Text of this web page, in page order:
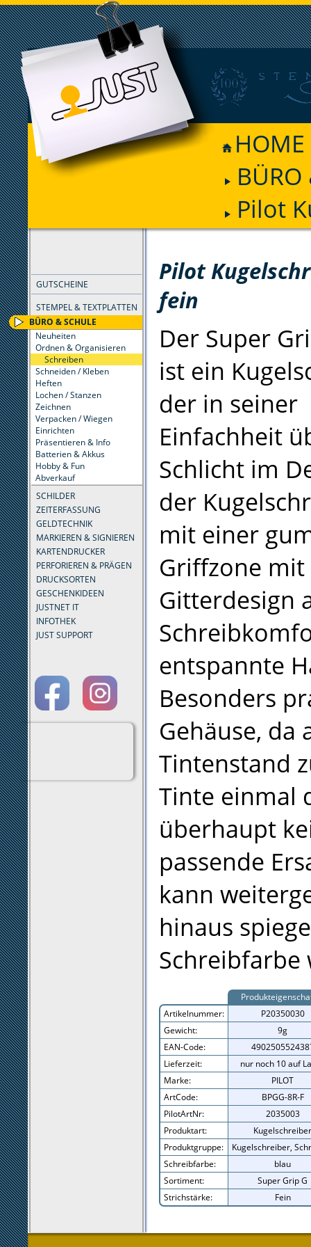
HOME
BÜRO
Pilot
GUTSCHEINE
STEMPEL & TEXTPLATTEN
BÜRO & SCHULE
Neuheiten
Ordnen & Organisieren
Schreiben
Schneiden / Kleben
Heften
Lochen / Stanzen
Zeichnen
Verpacken / Wiegen
Einrichten
Präsentieren & Info
Batterien & Akkus
Hobby & Fun
Abverkauf
SCHILDER
ZEITERFASSUNG
GELDTECHNIK
MARKIEREN & SIGNIEREN
KARTENDRUCKER
PERFORIEREN & PRÄGEN
DRUCKSORTEN
GESCHENKIDEEN
JUSTNET IT
INFOTHEK
JUST SUPPORT
Pilot
fein
Der Super
ist ein
der in seiner
Einfachheit
Schlicht im
der
mit einer
Griffzone
Gitterdesign
entspannte
Besonders
Gehäuse, da
Tintenstand
Tinte einmal
überhaupt
passende
kann
hinaus
Schreibfarbe
Artikelnummer:
P20350030
Gewicht:
9g
EAN-Code:
Lieferzeit:
nur noch 10 auf
Marke:
PILOT
ArtCode:
BPGG-8R-F
PilotArtNr:
2035003
Produktart:
Kugelschreiber
Produktgruppe:
Kugelschreiber,
Schreibfarbe:
blau
Sortiment:
Super Grip G
Strichstärke:
Fein